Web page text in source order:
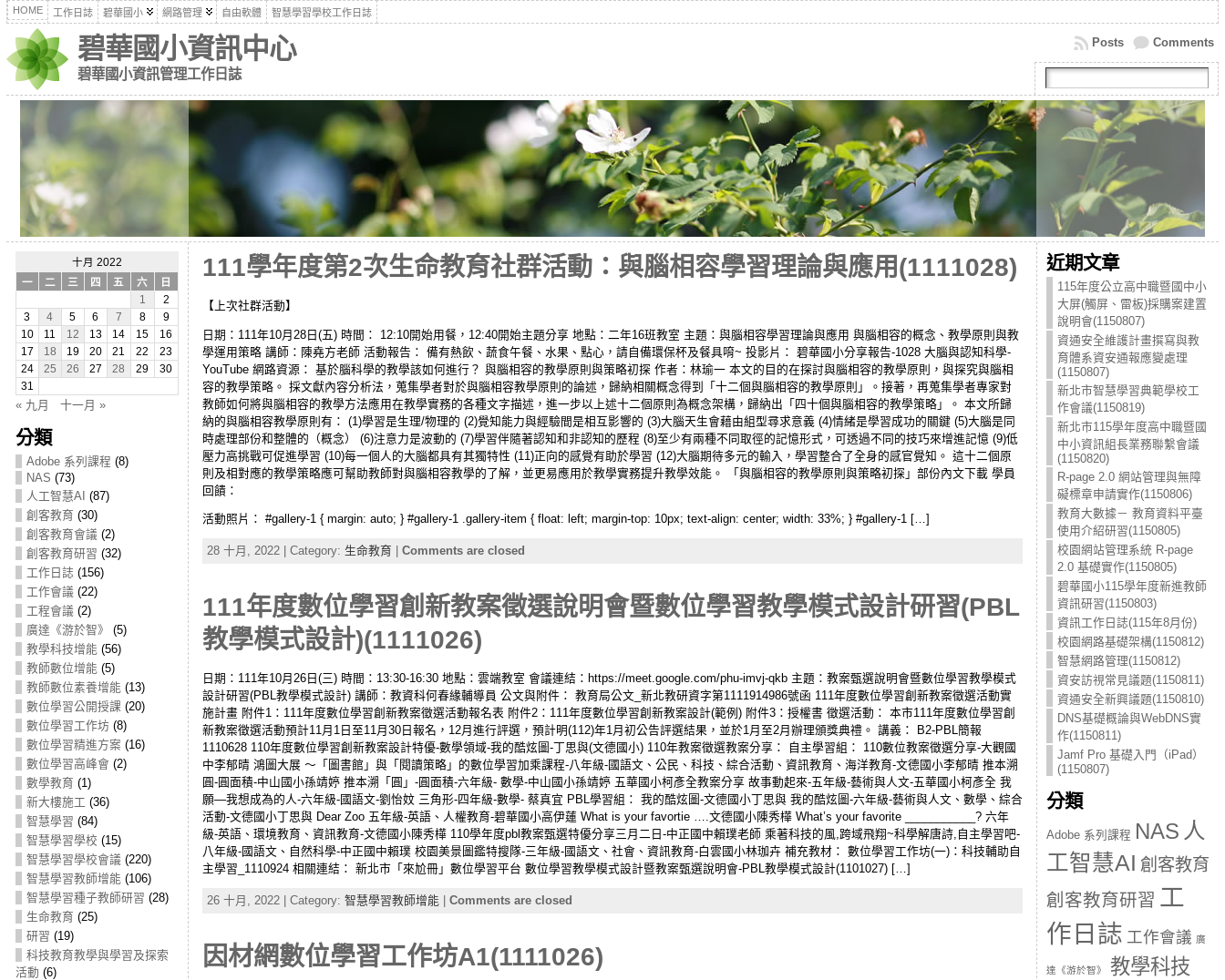
HOME 工作日誌 碧華國小 網路管理 自由軟體 智慧學習學校工作日誌
碧華國小資訊中心
碧華國小資訊管理工作日誌
Comments
Posts
十月 2022
一
二 三 四 五 六
日
1
2
3
4 5 6 7 8
9
10
11 12 13 14 15
16
17
18 19 20 21 22
23
24
25 26 27 28 29
30
31
« 九月 十一月 »
分類
Adobe 系列課程 (8)
NAS (73)
人工智慧AI (87)
創客教育 (30)
創客教育會議 (2)
創客教育研習 (32)
工作日誌 (156)
工作會議 (22)
工程會議 (2)
廣達《游於智》
(5)
教學科技增能(56)
教師數位增能(5)
教師數位素養增能(13)
數位學習公開授課 (20)
數位學習工作坊(8)
數位學習精進方案 (16)
數位學習高峰會 (2)
數學教育 (1)
新大樓施工 (36)
智慧學習 (84)
智慧學習學校 (15)
智慧學習學校會議 (220)
智慧學習教師增能(106)
智慧學習種子教師研習 (28)
生命教育 (25)
研習 (19)
科技教育教學與學習及探索
活動 (6)
111學年度第2次生命教育社群活動：與腦相容學習理論與應用(1111028)
【上次社群活動】
日期：111年10月28日(五) 時間： 12:10開始用餐，12:40開始主題分享 地點：二年16班教室 主題：與腦相容學習理論與應用 與腦相容的概念、教學原則與教
學運用策略 講師：陳堯方老師 活動報告： 備有熱飲、蔬食午餐、水果、點心，請自備環保杯及餐具唷~ 投影片： 碧華國小分享報告-1028 大腦與認知科學-
YouTube 網路資源： 基於腦科學的教學該如何進行？ 與腦相容的教學原則與策略初探 作者：林瑜一 本文的目的在探討與腦相容的教學原則，與探究與腦相
容的教學策略。 採文獻內容分析法，蒐集學者對於與腦相容教學原則的論述，歸納相關概念得到「十二個與腦相容的教學原則」。接著，再蒐集學者專家對
教師如何將與腦相容的教學方法應用在教學實務的各種文字描述，進一步以上述十二個原則為概念架構，歸納出「四十個與腦相容的教學策略」。 本文所歸
納的與腦相容教學原則有： (1)學習是生理/物理的 (2)覺知能力與經驗間是相互影響的 (3)大腦天生會藉由組型尋求意義 (4)情緒是學習成功的關鍵 (5)大腦是同
時處理部份和整體的（概念） (6)注意力是波動的 (7)學習伴隨著認知和非認知的歷程 (8)至少有兩種不同取徑的記憶形式，可透過不同的技巧來增進記憶 (9)低
壓力高挑戰可促進學習 (10)每一個人的大腦都具有其獨特性 (11)正向的感覺有助於學習 (12)大腦期待多元的輸入，學習整合了全身的感官覺知。 這十二個原
則及相對應的教學策略應可幫助教師對與腦相容教學的了解，並更易應用於教學實務提升教學效能。 「與腦相容的教學原則與策略初探」部份內文下載 學員
回饋：
活動照片： #gallery-1 { margin: auto; } #gallery-1 .gallery-item { float: left; margin-top: 10px; text-align: center; width: 33%; } #gallery-1 […]
28 十月, 2022 | Category: 生命教育 Comments are closed
111年度數位學習創新教案徵選說明會暨數位學習教學模式設計研習(PBL
教學模式設計)(1111026)
日期：111年10月26日(三) 時間：13:30-16:30 地點：雲端教室 會議連結：https://meet.google.com/phu-imvj-qkb 主題：教案甄選說明會暨數位學習教學模式
設計研習(PBL教學模式設計) 講師：教資科何春緣輔導員 公文與附件： 教育局公文_新北教研資字第1111914986號函 111年度數位學習創新教案徵選活動實
施計畫 附件1：111年度數位學習創新教案徵選活動報名表 附件2：111年度數位學習創新教案設計(範例) 附件3：授權書 徵選活動： 本市111年度數位學習創
新教案徵選活動預計11月1日至11月30日報名，12月進行評選，預計明(112)年1月初公告評選結果，並於1月至2月辦理頒獎典禮。 講義： B2-PBL簡報
1110628 110年度數位學習創新教案設計特優-數學領域-我的酷炫圖-丁思與(文德國小) 110年教案徵選教案分享： 自主學習組： 110數位教案徵選分享-大觀國
中李郁晴 鴻圖大展 ～「圖書館」與「閱讀策略」的數位學習加乘課程-八年級-國語文、公民、科技、綜合活動、資訊教育、海洋教育-文德國小李郁晴 推本溯
圓-圓面積-中山國小孫靖婷 推本溯「圓」-圓面積-六年級- 數學-中山國小孫靖婷 五華國小柯彥全教案分享 故事動起來-五年級-藝術與人文-五華國小柯彥全 我
願—我想成為的人-六年級-國語文-劉怡妏 三角形-四年級-數學- 蔡真宜 PBL學習組： 我的酷炫圖-文德國小丁思與 我的酷炫圖-六年級-藝術與人文、數學、綜合
活動-文德國小丁思與 Dear Zoo 五年級-英語、人權教育-碧華國小高伊蓮 What is your favortie ….文德國小陳秀樺 What’s your favorite ___________? 六年
級-英語、環境教育、資訊教育-文德國小陳秀樺 110學年度pbl教案甄選特優分享三月二日-中正國中賴璞老師 乘著科技的風,跨域飛翔~科學解唐詩,自主學習吧-
八年級-國語文、自然科學-中正國中賴璞 校園美景圖鑑特搜隊-三年級-國語文、社會、資訊教育-白雲國小林珈卉 補充教材： 數位學習工作坊(一)：科技輔助自
主學習_1110924 相關連結： 新北市「來尬冊」數位學習平台 數位學習教學模式設計暨教案甄選說明會-PBL教學模式設計(1101027) […]
26 十月, 2022 | Category: 智慧學習教師增能 Comments are closed
因材網數位學習工作坊A1(1111026)
近期文章
115年度公立高中職暨國中小
大屏(觸屏、雷板)採購案建置
說明會(1150807)
資通安全維護計畫撰寫與教
育體系資安通報應變處理
(1150807)
新北市智慧學習典範學校工
作會議(1150819)
新北市115學年度高中職暨國
中小資訊組長業務聯繫會議
(1150820)
R-page 2.0 網站管理與無障
礙標章申請實作(1150806)
教育大數據－ 教育資料平臺
使用介紹研習(1150805)
校園網站管理系統 R-page
2.0 基礎實作(1150805)
碧華國小115學年度新進教師
資訊研習(1150803)
資訊工作日誌(115年8月份)
校園網路基礎架構(1150812)
智慧網路管理(1150812)
資安訪視常見議題(1150811)
資通安全新興議題(1150810)
DNS基礎概論與WebDNS實
作(1150811)
Jamf Pro 基礎入門（iPad）
(1150807)
分類
Adobe 系列課程 NAS 人
工智慧AI 創客教育
創客教育研習 工
作日誌 工作會議 廣
達《游於智》
教學科技